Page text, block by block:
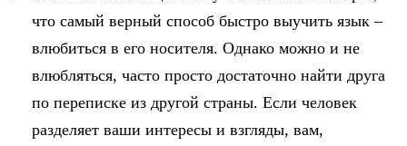
что самый верный способ быстро выучить язык –
влюбиться в его носителя. Однако можно и не
влюбляться, часто просто достаточно найти друга
по переписке из другой страны. Если человек
разделяет ваши интересы и взгляды, вам,